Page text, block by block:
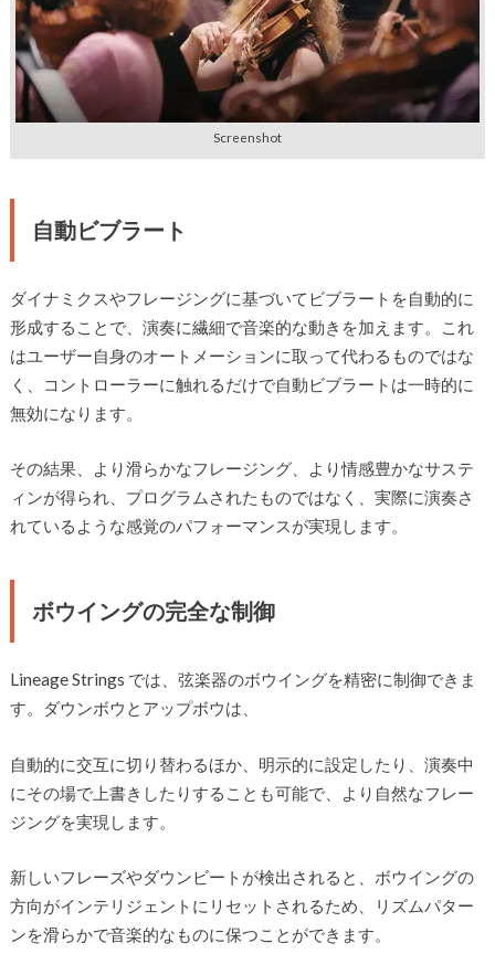
Screenshot
自動ビブラート
ダイナミクスやフレージングに基づいてビブラートを自動的に
形成することで、演奏に繊細で音楽的な動きを加えます。これ
はユーザー自身のオートメーションに取って代わるものではな
く、コントローラーに触れるだけで自動ビブラートは一時的に
無効になります。
その結果、より滑らかなフレージング、より情感豊かなサステ
ィンが得られ、プログラムされたものではなく、実際に演奏さ
れているような感覚のパフォーマンスが実現します。
ボウイングの完全な制御
Lineage Strings では、弦楽器のボウイングを精密に制御できま
す。ダウンボウとアップボウは、
自動的に交互に切り替わるほか、明示的に設定したり、演奏中
にその場で上書きしたりすることも可能で、より自然なフレー
ジングを実現します。
新しいフレーズやダウンビートが検出されると、ボウイングの
方向がインテリジェントにリセットされるため、リズムパター
ンを滑らかで音楽的なものに保つことができます。